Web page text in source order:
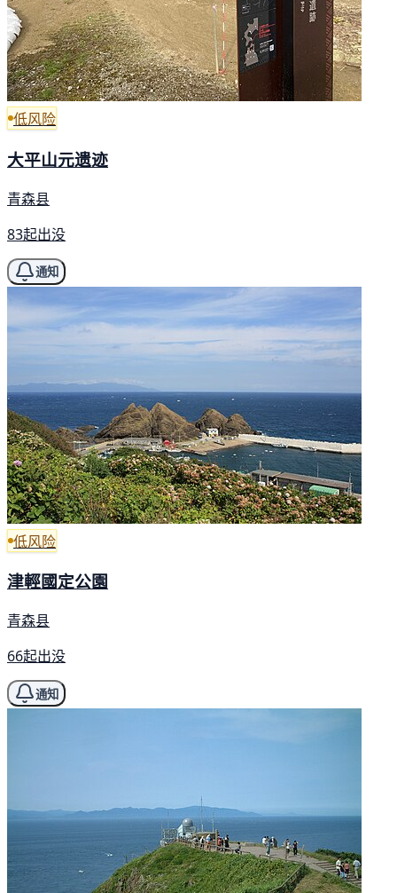
低风险
大平山元遗迹
青森县
83起出没
通知
低风险
津輕國定公園
青森县
66起出没
通知